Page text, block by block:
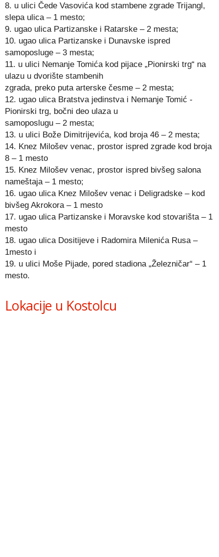
8. u ulici Čede Vasovića kod stambene zgrade Trijangl,
slepa ulica – 1 mesto;
9. ugao ulica Partizanske i Ratarske – 2 mesta;
10. ugao ulica Partizanske i Dunavske ispred
samoposluge – 3 mesta;
11. u ulici Nemanje Tomića kod pijace „Pionirski trg“ na
ulazu u dvorište stambenih
zgrada, preko puta arterske česme – 2 mesta;
12. ugao ulica Bratstva jedinstva i Nemanje Tomić -
Pionirski trg, bočni deo ulaza u
samoposlugu – 2 mesta;
13. u ulici Bože Dimitrijevića, kod broja 46 – 2 mesta;
14. Knez Milošev venac, prostor ispred zgrade kod broja
8 – 1 mesto
15. Knez Milošev venac, prostor ispred bivšeg salona
nameštaja – 1 mesto;
16. ugao ulica Knez Milošev venac i Deligradske – kod
bivšeg Akrokora – 1 mesto
17. ugao ulica Partizanske i Moravske kod stovarišta – 1
mesto
18. ugao ulica Dositijeve i Radomira Milenića Rusa –
1mesto i
19. u ulici Moše Pijade, pored stadiona „Železničar“ – 1
mesto.
Lokacije u Kostolcu